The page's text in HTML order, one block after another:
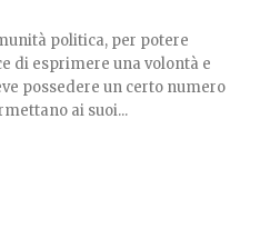
di esprimere una volontà e
possedere un certo numero
ai suoi...